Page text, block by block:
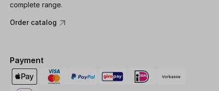
complete range.
Order catalog
Payment